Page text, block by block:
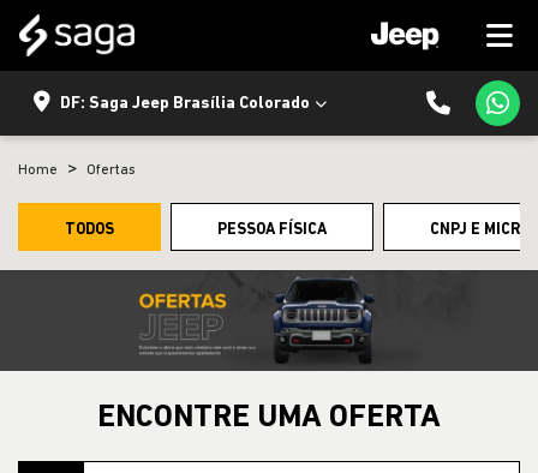
DF: Saga Jeep Brasília Colorado
Home Ofertas
TODOS PESSOA FÍSICA CNPJ E
ENCONTRE UMA OFERTA